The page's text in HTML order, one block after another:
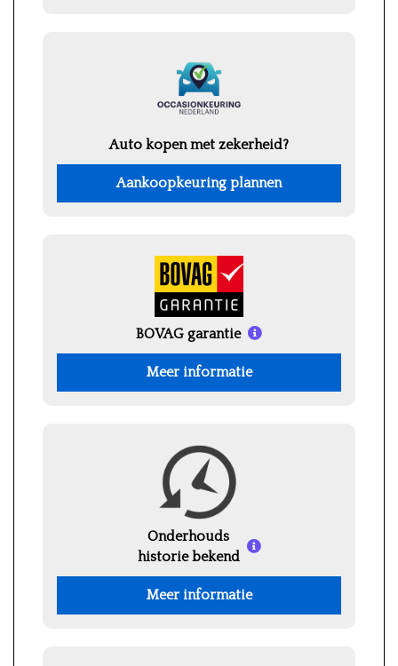
Auto kopen met zekerheid?
Aankoopkeuring plannen
BOVAG garantie
Meer informatie
Onderhouds
historie bekend
Meer informatie